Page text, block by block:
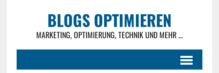
BLOGS OPTIMIEREN
MARKETING, OPTIMIERUNG, TECHNIK UND MEHR ...